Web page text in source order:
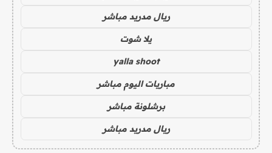
ريال مدريد مباشر
يلا شوت
yalla shoot
مباريات اليوم مباشر
برشلونة مباشر
ريال مدريد مباشر